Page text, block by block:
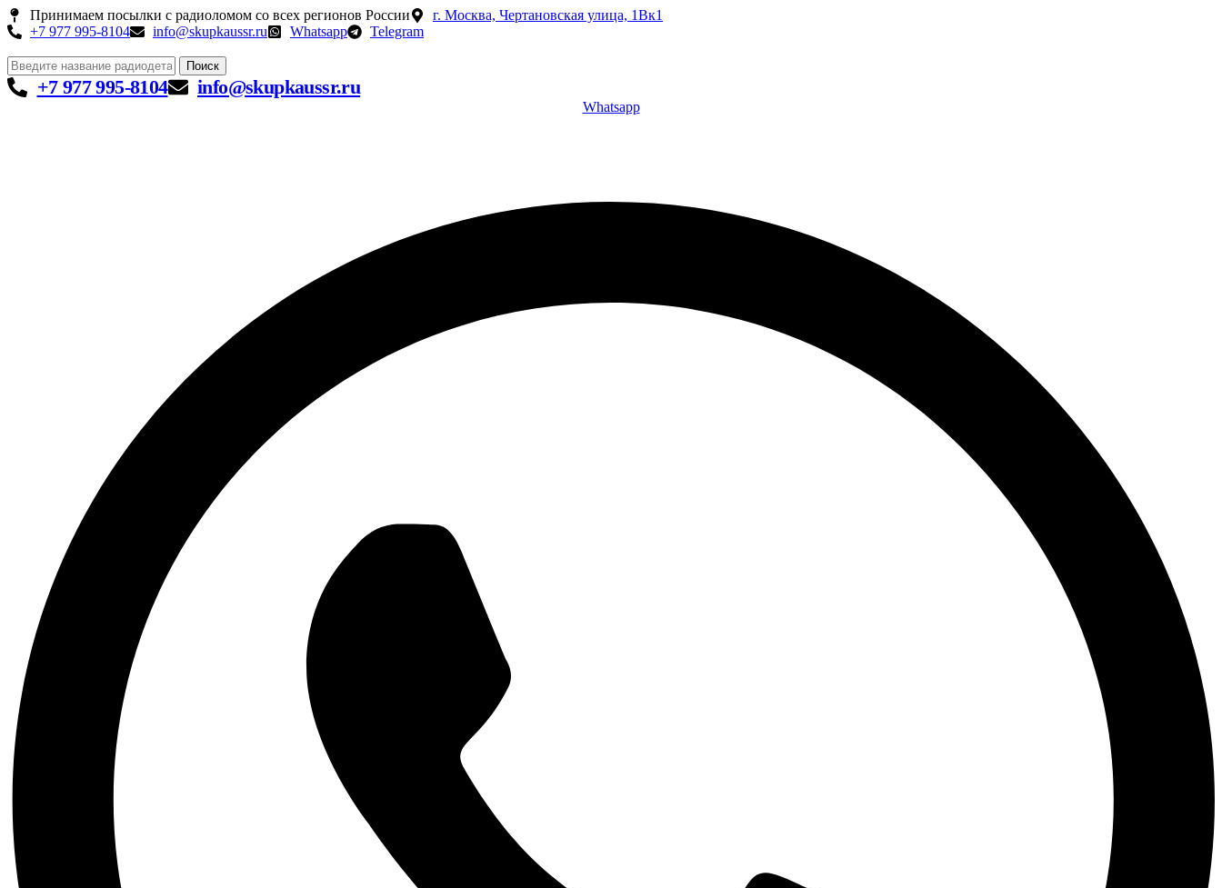
Принимаем посылки с радиоломом со всех регионов России
г. Москва, Чертановская улица, 1Вк1
+7 977 995-8104
info@skupkaussr.ru Whatsapp Telegram
Поиск
+7 977 995-8104 info@skupkaussr.ru
Whatsapp